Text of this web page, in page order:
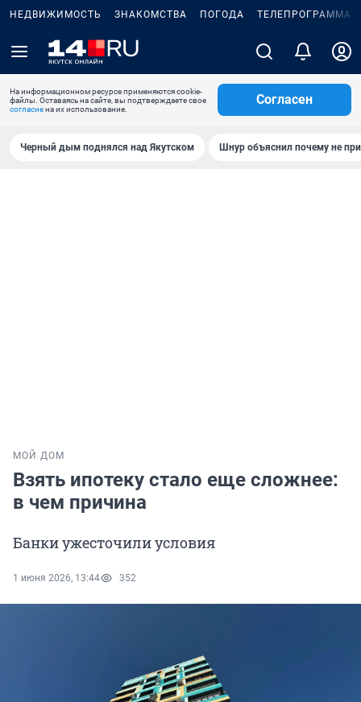
НЕДВИЖИМОСТЬ ЗНАКОМСТВА ПОГОДА ТЕЛЕПРОГРАММА
На информационном ресурсе применяются cookie-
файлы. Оставаясь на сайте, вы подтверждаете свое
согласиена их использование.
Согласен
Черный дым поднялся над Якутском Шнур объяснил почему не
МОЙ ДОМ
Взять ипотеку стало еще сложнее:
в чем причина
Банки ужесточили условия
1 июня 2026, 13:44 352